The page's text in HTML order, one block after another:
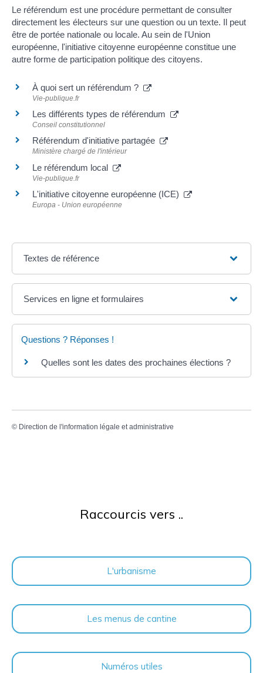
Le référendum est une procédure permettant de consulter
directement les électeurs sur une question ou un texte. Il peut
être de portée nationale ou locale. Au sein de l'Union
européenne, l'initiative citoyenne européenne constitue une
autre forme de participation politique des citoyens.
À quoi sert un référendum ?
Vie-publique.fr
Les différents types de référendum
Conseil constitutionnel
Référendum d'initiative partagée
Ministère chargé de l'intérieur
Le référendum local
Vie-publique.fr
L'initiative citoyenne européenne (ICE)
Europa - Union européenne
Textes de référence
Services en ligne et formulaires
Questions ? Réponses !
Quelles sont les dates des prochaines élections ?
© Direction de l'information légale et administrative
Raccourcis vers ..
L'urbanisme
Les menus de cantine
Numéros utiles